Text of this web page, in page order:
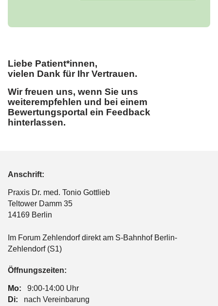
Liebe Patient*innen,
vielen Dank für Ihr Vertrauen.
Wir freuen uns, wenn Sie uns
weiterempfehlen und bei einem
Bewertungsportal ein Feedback
hinterlassen.
Anschrift:
Praxis Dr. med. Tonio Gottlieb
Teltower Damm 35
14169 Berlin
Im Forum Zehlendorf direkt am S-Bahnhof Berlin-
Zehlendorf (S1)
Öffnungszeiten:
Mo:
9:00-14:00 Uhr
Di:
nach Vereinbarung